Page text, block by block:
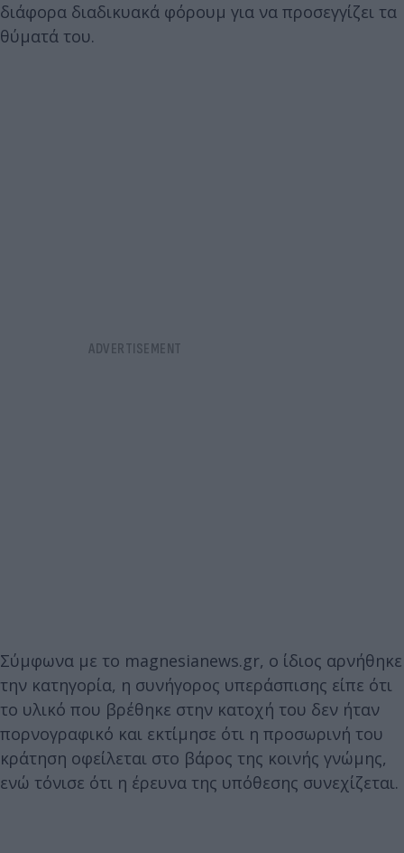
διάφορα διαδικυακά φόρουμ για να προσεγγίζει τα
θύματά του.
Σύμφωνα με το magnesianews.gr, ο ίδιος αρνήθηκε
την κατηγορία, η συνήγορος υπεράσπισης είπε ότι
το υλικό που βρέθηκε στην κατοχή του δεν ήταν
πορνογραφικό και εκτίμησε ότι η προσωρινή του
κράτηση οφείλεται στο βάρος της κοινής γνώμης,
ενώ τόνισε ότι η έρευνα της υπόθεσης συνεχίζεται.